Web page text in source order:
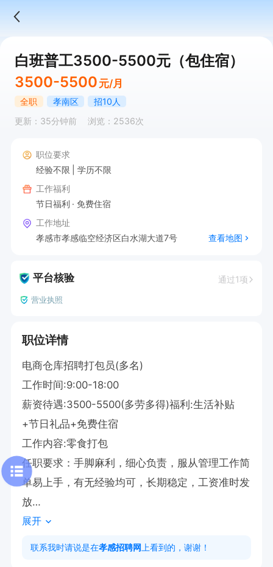
白班普工3500-5500元（包住宿）
3500-5500 元/月
全职 孝南区
招10人
更新：35分钟前
浏览：2536次
职位要求
经验不限
学历不限
工作福利
节日福利
免费住宿
工作地址
孝感市孝感临空经济区白水湖大道7号
查看地图
平台核验 通过1项
营业执照
职位详情
电商仓库招聘打包员(多名)
工作时间:9:00-18:00
薪资待遇:3500-5500(多劳多得)福利:生活补贴
+节日礼品+免费住宿
工作内容:零食打包
任职要求：手脚麻利，细心负责，服从管理工作简
单易上手，有无经验均可，长期稳定，工资准时发
放
（最好是闵集乡，三叉镇，祝站镇这三附近的）
展开
联系我时请说是在孝感招聘网 上看到的，谢谢！